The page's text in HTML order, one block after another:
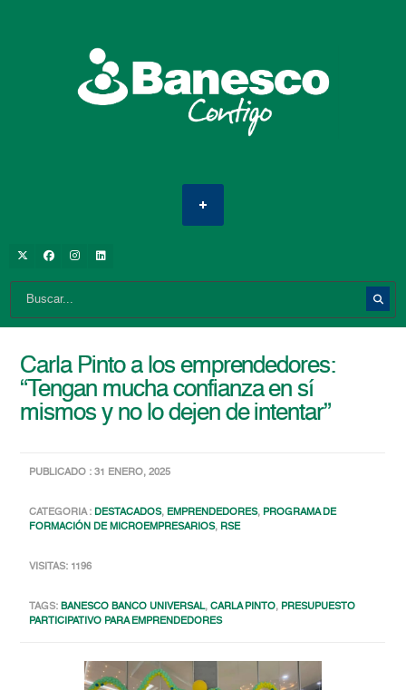
Carla Pinto a los emprendedores:
“Tengan mucha confianza en sí
mismos y no lo dejen de intentar”
PUBLICADO : 31 ENERO, 2025
CATEGORIA :DESTACADOS, EMPRENDEDORES, PROGRAMA DE
FORMACIÓN DE MICROEMPRESARIOS, RSE
VISITAS: 1196
TAGS:BANESCO BANCO UNIVERSAL,CARLA PINTO, PRESUPUESTO
PARTICIPATIVO PARA EMPRENDEDORES